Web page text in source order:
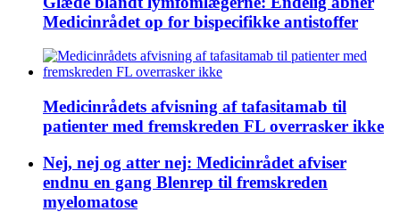
Medicinrådet op for bispecifikke antistoffer
Medicinrådets afvisning af tafasitamab til
patienter med fremskreden FL overrasker ikke
Nej, nej og atter nej: Medicinrådet afviser
endnu en gang Blenrep til fremskreden
myelomatose